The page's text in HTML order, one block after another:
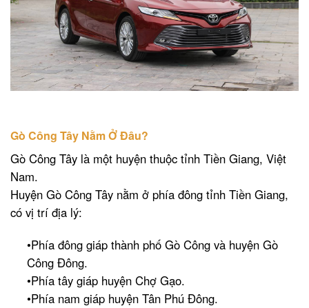
Gò Công Tây Nằm Ở Đâu?
Gò Công Tây là một huyện thuộc tỉnh Tiền Giang, Việt
Nam.
Huyện Gò Công Tây nằm ở phía đông tỉnh Tiền Giang,
có vị trí địa lý:
•Phía đông giáp thành phố Gò Công và huyện Gò
Công Đông.
•Phía tây giáp huyện Chợ Gạo.
•Phía nam giáp huyện Tân Phú Đông.